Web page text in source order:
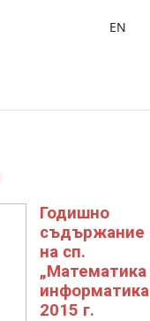
EN
Годишно
съдържание
на сп.
„Математика
2015 г.